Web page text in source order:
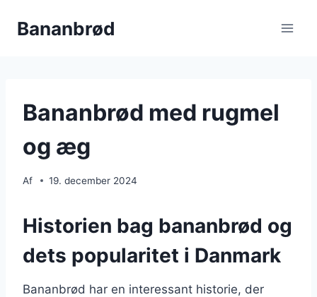
Bananbrød
Bananbrød med rugmel
og æg
Af 19. december 2024
Historien bag bananbrød og
dets popularitet i Danmark
Bananbrød har en interessant historie, der